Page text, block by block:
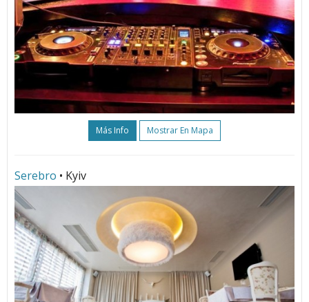
Más Info Mostrar En Mapa
Serebro • Kyiv